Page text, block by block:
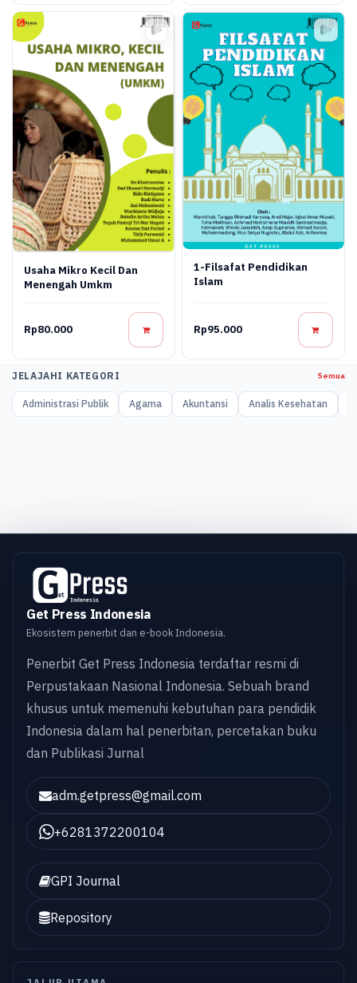
Usaha Mikro Kecil Dan
Menengah Umkm
Rp80.000
1-Filsafat Pendidikan
Islam
Rp95.000
JELAJAHI KATEGORI Semua
Administrasi Publik Agama Akuntansi Analis Kesehatan
Get Press Indonesia
Ekosistem penerbit dan e-book Indonesia.
Penerbit Get Press Indonesia terdaftar resmi di
Perpustakaan Nasional Indonesia. Sebuah brand
khusus untuk memenuhi kebutuhan para pendidik
Indonesia dalam hal penerbitan, percetakan buku
dan Publikasi Jurnal
adm.getpress@gmail.com
+6281372200104
GPI Journal
Repository